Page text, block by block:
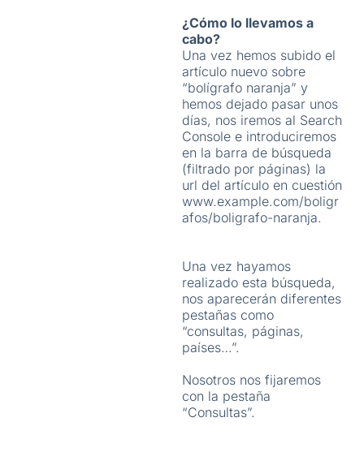
¿Cómo lo llevamos a
cabo?
Una vez hemos subido el
artículo nuevo sobre
“bolígrafo naranja” y
hemos dejado pasar unos
días, nos iremos al Search
Console e introduciremos
en la barra de búsqueda
(filtrado por páginas) la
url del artículo en cuestión
www.example.com/boligr
afos/boligrafo-naranja.
Una vez hayamos
realizado esta búsqueda,
nos aparecerán diferentes
pestañas como
“consultas, páginas,
países…”.
Nosotros nos fijaremos
con la pestaña
“Consultas”.